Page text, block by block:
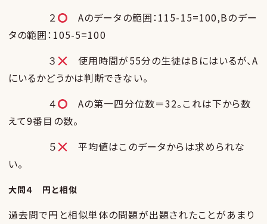
２
Aのデータの範囲：115-15=100,Bのデー
タの範囲：105-5=100
３
使用時間が55分の生徒はBにはいるが、A
にいるかどうかは判断できない。
４
Aの第一四分位数＝32。これは下から数
えて9番目の数。
５
平均値はこのデータからは求められな
い。
大問４ 円と相似
過去問で円と相似単体の問題が出題されたことがあまり